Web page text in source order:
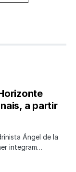
a partir
Ángel de la
integram…